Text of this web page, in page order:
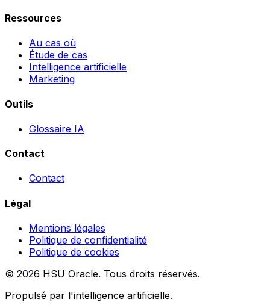
Ressources
Au cas où
Étude de cas
Intelligence artificielle
Marketing
Outils
Glossaire IA
Contact
Contact
Légal
Mentions légales
Politique de confidentialité
Politique de cookies
© 2026 HSU Oracle. Tous droits réservés.
Propulsé par l'intelligence artificielle.